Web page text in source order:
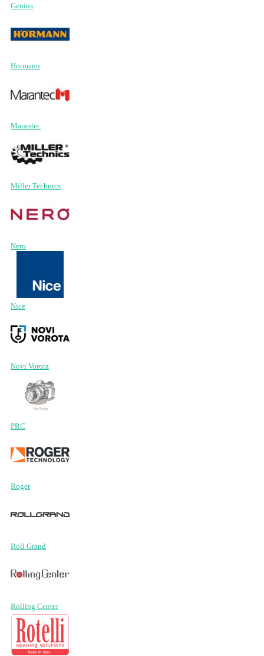
Genius
Hormann
Marantec
Miller Technics
Nero
Nice
Novi Vorota
PRC
Roger
Roll Grand
Rolling Center